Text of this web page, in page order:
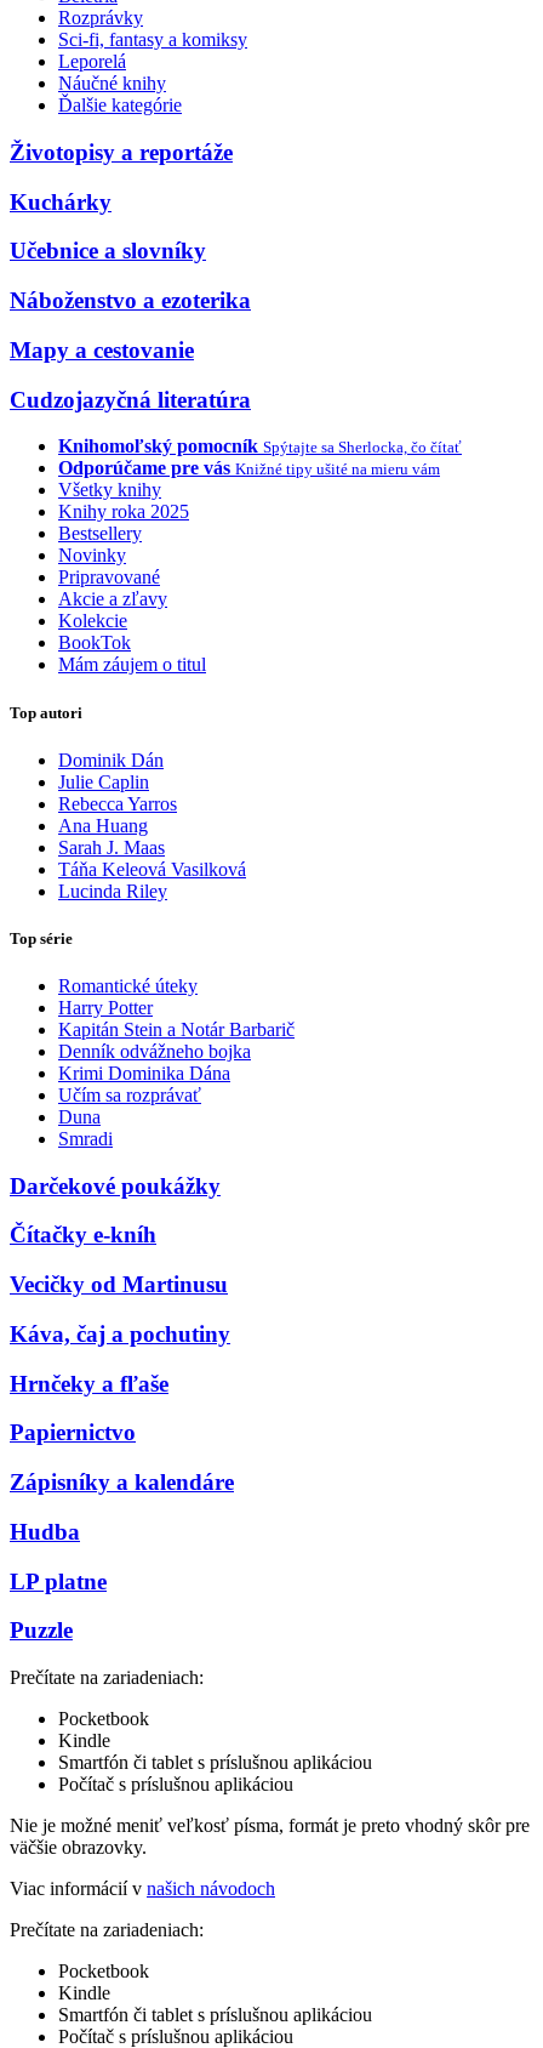
Rozprávky
Sci-fi, fantasy a komiksy
Leporelá
Náučné knihy
Ďalšie kategórie
Životopisy a reportáže
Kuchárky
Učebnice a slovníky
Náboženstvo a ezoterika
Mapy a cestovanie
Cudzojazyčná literatúra
Knihomoľský pomocník Spýtajte sa Sherlocka, čo čítať
Odporúčame pre vás Knižné tipy ušité na mieru vám
Všetky knihy
Knihy roka 2025
Bestsellery
Novinky
Pripravované
Akcie a zľavy
Kolekcie
BookTok
Mám záujem o titul
Top autori
Dominik Dán
Julie Caplin
Rebecca Yarros
Ana Huang
Sarah J. Maas
Táňa Keleová Vasilková
Lucinda Riley
Top série
Romantické úteky
Harry Potter
Kapitán Stein a Notár Barbarič
Denník odvážneho bojka
Krimi Dominika Dána
Učím sa rozprávať
Duna
Smradi
Darčekové poukážky
Čítačky e-kníh
Vecičky od Martinusu
Káva, čaj a pochutiny
Hrnčeky a fľaše
Papiernictvo
Zápisníky a kalendáre
Hudba
LP platne
Puzzle
Prečítate na zariadeniach:
Pocketbook
Kindle
Smartfón či tablet s príslušnou aplikáciou
Počítač s príslušnou aplikáciou
Nie je možné meniť veľkosť písma, formát je preto vhodný skôr pre
väčšie obrazovky.
Viac informácií v našich návodoch
Prečítate na zariadeniach:
Pocketbook
Kindle
Smartfón či tablet s príslušnou aplikáciou
Počítač s príslušnou aplikáciou